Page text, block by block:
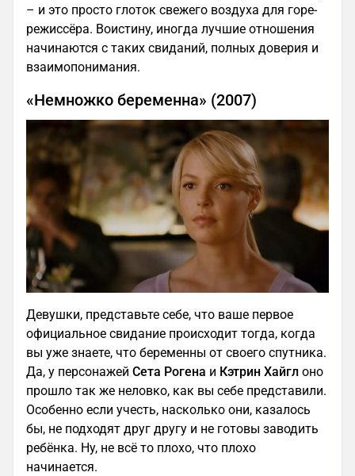
– и это просто глоток свежего воздуха для горе-
режиссёра. Воистину, иногда лучшие отношения
начинаются с таких свиданий, полных доверия и
взаимопонимания.
«Немножко беременна» (2007)
Девушки, представьте себе, что ваше первое
официальное свидание происходит тогда, когда
вы уже знаете, что беременны от своего спутника.
Да, у персонажей Сета Рогена и Кэтрин Хайгл оно
прошло так же неловко, как вы себе представили.
Особенно если учесть, насколько они, казалось
бы, не подходят друг другу и не готовы заводить
ребёнка. Ну, не всё то плохо, что плохо
начинается.